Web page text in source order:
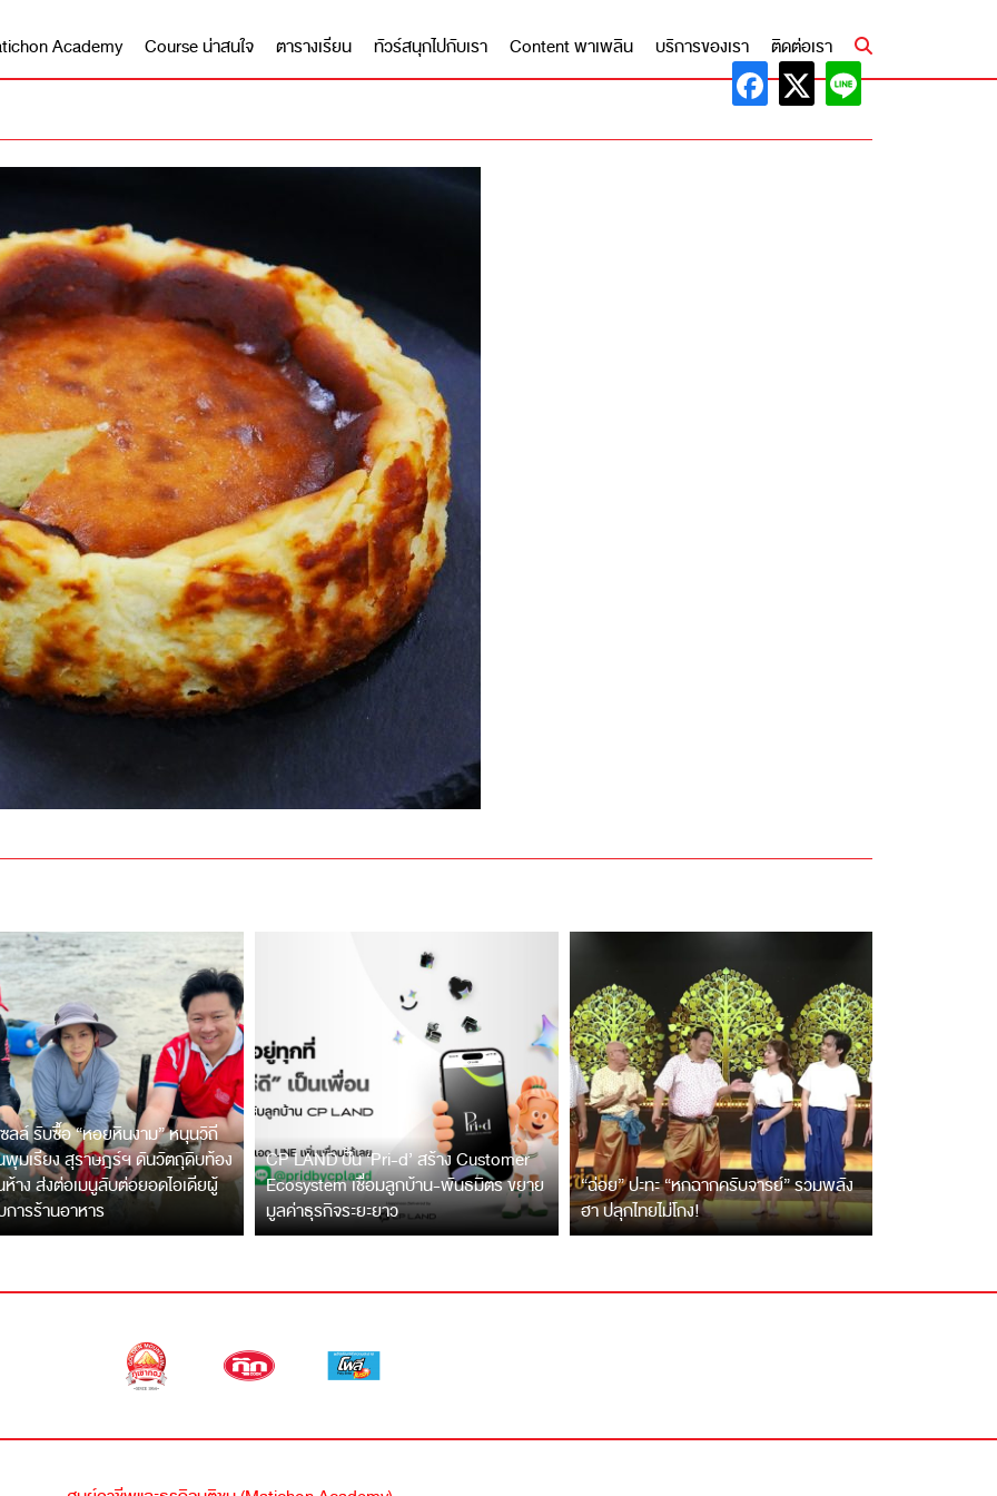
Academy Course น่าสนใจ ตารางเรียน ทัวร์สนุกไปกับเรา Content พาเพลิน บริการของเรา ติดต่อเรา
ซลล์ รับซื้อ “หอยหินงาม” หนุนวิถี
พุมเรียง สุราษฎร์ฯ ดันวัตถุดิบท้อง
ห้าง ส่งต่อเมนูลับต่อยอดไอเดียผู้
ารร้านอาหาร
CP LAND ปั้น ‘Pri-d’ สร้าง Customer
Ecosystem เชื่อมลูกบ้าน-พันธมิตร ขยาย
มูลค่าธุรกิจระยะยาว
“ฉ่อย” ปะทะ “หกฉากครับจารย์” รวมพลัง
ฮา ปลุกไทยไม่โกง!